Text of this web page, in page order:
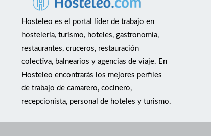
Hosteleo es el portal líder de trabajo en
hostelería, turismo, hoteles, gastronomía,
restaurantes, cruceros, restauración
colectiva, balnearios y agencias de viaje. En
Hosteleo encontrarás los mejores perfiles
de trabajo de camarero, cocinero,
recepcionista, personal de hoteles y turismo.